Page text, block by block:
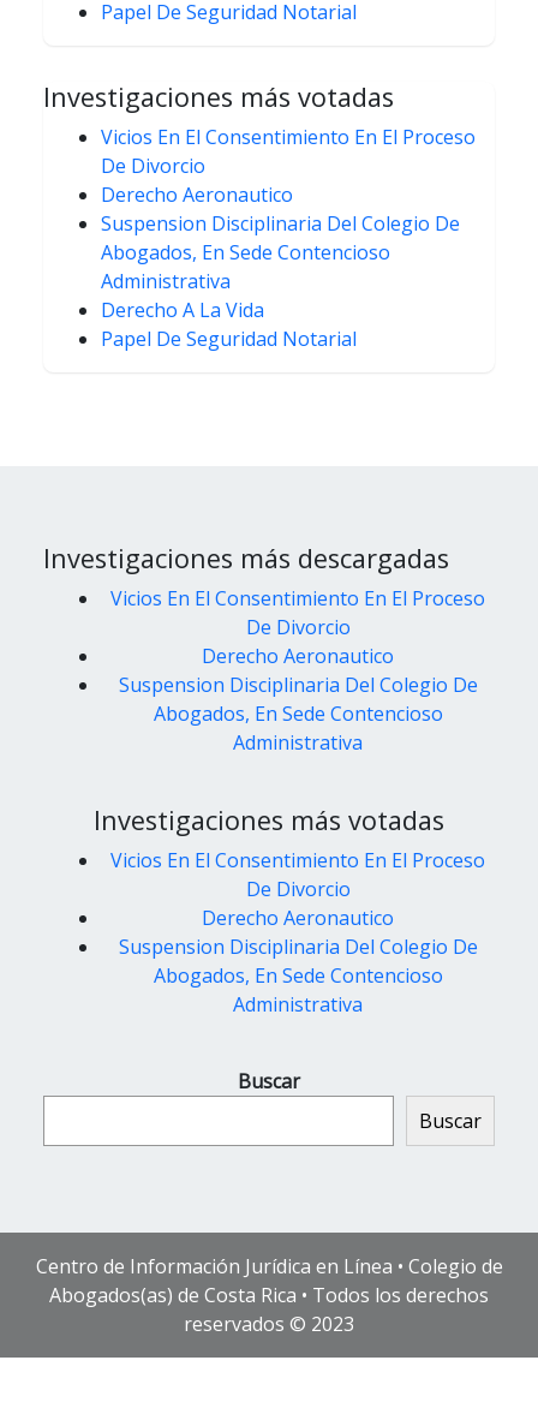
Papel De Seguridad Notarial
Investigaciones más votadas
Vicios En El Consentimiento En El Proceso
De Divorcio
Derecho Aeronautico
Suspension Disciplinaria Del Colegio De
Abogados, En Sede Contencioso
Administrativa
Derecho A La Vida
Papel De Seguridad Notarial
Investigaciones más descargadas
Vicios En El Consentimiento En El Proceso
De Divorcio
Derecho Aeronautico
Suspension Disciplinaria Del Colegio De
Abogados, En Sede Contencioso
Administrativa
Investigaciones más votadas
Vicios En El Consentimiento En El Proceso
De Divorcio
Derecho Aeronautico
Suspension Disciplinaria Del Colegio De
Abogados, En Sede Contencioso
Administrativa
Buscar
Buscar
Centro de Información Jurídica en Línea • Colegio de
Abogados(as) de Costa Rica • Todos los derechos
reservados © 2023